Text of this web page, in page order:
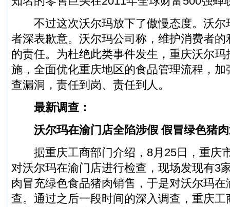
不过这次沃尔玛放下了傲慢态度。沃尔
者深表歉意。沃尔玛公司称，维护消费者
的责任。为杜绝此类事件发生，重庆沃尔
施，全面优化重庆地区的食品管理流程，
查漏洞，责任到岗、责任到人。
最新调查：
沃尔玛在渝门店全陷涉假 假冒绿色猪肉
据重庆工商部门介绍，8月25日，重庆
对沃尔玛在渝门店进行检查，现场发现有3
肉冒充绿色食品猪肉销售，于是对沃尔玛
查。通过之后一段时间的深入调查，重庆